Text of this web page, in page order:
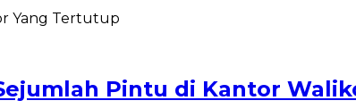
Pintu di Kantor